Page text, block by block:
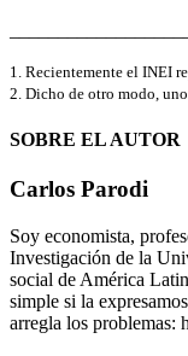
1. Recientemente el INEI
2. Dicho de otro modo, uno
SOBRE EL AUTOR
Carlos Parodi
Soy economista,
Investigación de la
social de América
simple si la
arregla los problemas: